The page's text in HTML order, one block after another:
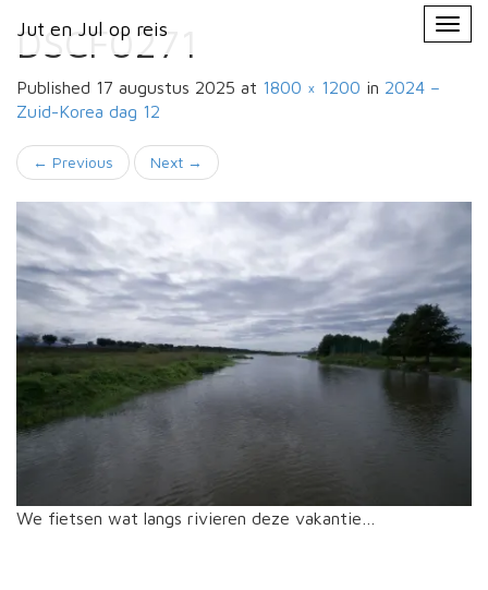
Jut en Jul op reis
Primary
Menu
Jut en Jul op reis
DSCF0271
Published 17 augustus 2025 at 1800 × 1200 in 2024 –
Zuid-Korea dag 12
← Previous Next →
We fietsen wat langs rivieren deze vakantie…